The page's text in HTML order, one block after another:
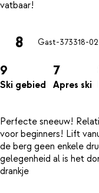
8 Gast-373318-
9
Ski gebied
7
Apres ski
Perfecte sneeuw!
voor beginners! Lift
de berg geen enkele
gelegenheid al is het